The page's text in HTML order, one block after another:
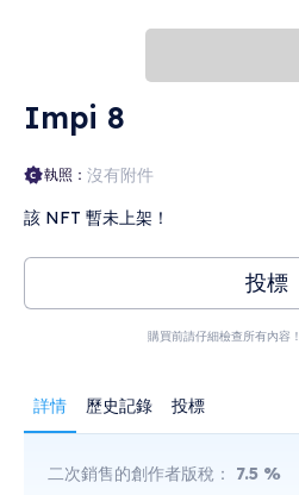
Impi 8
執照： 沒有附件
該 NFT 暫未上架！
投標
購買前請仔細檢查所有內容！
詳情 歷史記錄 投標
二次銷售的創作者版稅： 7.5 %